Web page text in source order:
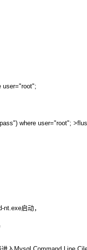
where user="root";
启动，